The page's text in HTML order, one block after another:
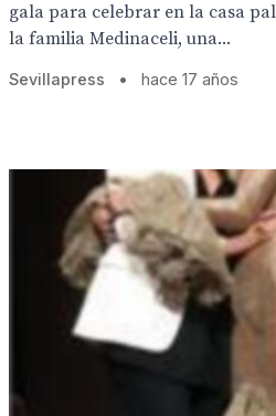
gala para celebrar en la casa
la familia Medinaceli, una...
Sevillapress • hace 17 años